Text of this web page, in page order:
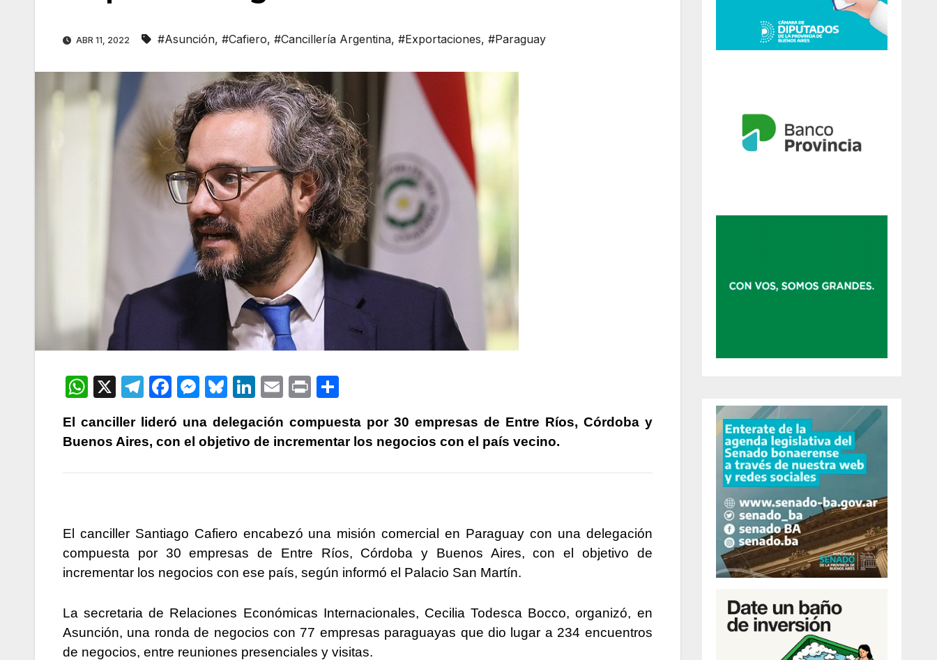
ABR 11, 2022 #Asunción, #Cafiero, #Cancillería Argentina, #Exportaciones, #Paraguay
W
at
s
A
X
T
e
gr
a
F
c
e
b
k
M
s
s
e
er
Bl
e
s
k
Li
k
e
dI
E
ail
P
nt m
p
ar
El canciller lideró una delegación compuesta por 30 empresas de Entre Ríos, Córdoba y
Buenos Aires, con el objetivo de incrementar los negocios con el país vecino.
El canciller Santiago Cafiero encabezó una misión comercial en Paraguay con una delegación
compuesta por 30 empresas de Entre Ríos, Córdoba y Buenos Aires, con el objetivo de
incrementar los negocios con ese país, según informó el Palacio San Martín.
La secretaria de Relaciones Económicas Internacionales, Cecilia Todesca Bocco, organizó, en
Asunción, una ronda de negocios con 77 empresas paraguayas que dio lugar a 234 encuentros
de negocios, entre reuniones presenciales y visitas.